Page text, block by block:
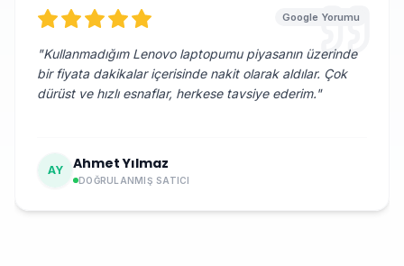
Google Yorumu
"Kullanmadığım Lenovo laptopumu piyasanın üzerinde
bir fiyata dakikalar içerisinde nakit olarak aldılar. Çok
dürüst ve hızlı esnaflar, herkese tavsiye ederim."
AY Ahmet Yılmaz
DOĞRULANMIŞ SATICI